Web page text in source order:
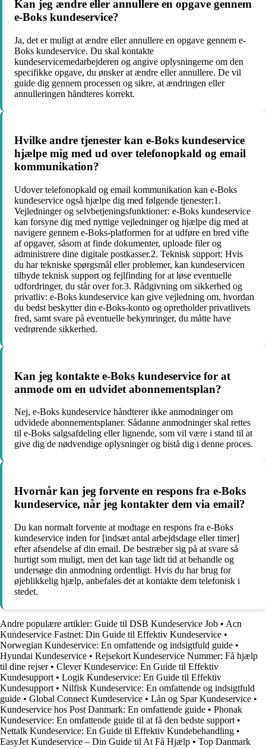
Kan jeg ændre eller annullere en opgave gennem
e-Boks kundeservice?
Ja, det er muligt at ændre eller annullere en opgave gennem e-
Boks kundeservice. Du skal kontakte
kundeservicemedarbejderen og angive oplysningerne om den
specifikke opgave, du ønsker at ændre eller annullere. De vil
guide dig gennem processen og sikre, at ændringen eller
annulleringen håndteres korrekt.
Hvilke andre tjenester kan e-Boks kundeservice
hjælpe mig med ud over telefonopkald og email
kommunikation?
Udover telefonopkald og email kommunikation kan e-Boks
kundeservice også hjælpe dig med følgende tjenester:1.
Vejledninger og selvbetjeningsfunktioner: e-Boks kundeservice
kan forsyne dig med nyttige vejledninger og hjælpe dig med at
navigere gennem e-Boks-platformen for at udføre en bred vifte
af opgaver, såsom at finde dokumenter, uploade filer og
administrere dine digitale postkasser.2. Teknisk support: Hvis
du har tekniske spørgsmål eller problemer, kan kundeservicen
tilbyde teknisk support og fejlfinding for at løse eventuelle
udfordringer, du står over for.3. Rådgivning om sikkerhed og
privatliv: e-Boks kundeservice kan give vejledning om, hvordan
du bedst beskytter din e-Boks-konto og opretholder privatlivets
fred, samt svare på eventuelle bekymringer, du måtte have
vedrørende sikkerhed.
Kan jeg kontakte e-Boks kundeservice for at
anmode om en udvidet abonnementsplan?
Nej, e-Boks kundeservice håndterer ikke anmodninger om
udvidede abonnementsplaner. Sådanne anmodninger skal rettes
til e-Boks salgsafdeling eller lignende, som vil være i stand til at
give dig de nødvendige oplysninger og bistå dig i denne proces.
Hvornår kan jeg forvente en respons fra e-Boks
kundeservice, når jeg kontakter dem via email?
Du kan normalt forvente at modtage en respons fra e-Boks
kundeservice inden for [indsæt antal arbejdsdage eller timer]
efter afsendelse af din email. De bestræber sig på at svare så
hurtigt som muligt, men det kan tage lidt tid at behandle og
undersøge din anmodning ordentligt. Hvis du har brug for
øjeblikkelig hjælp, anbefales det at kontakte dem telefonisk i
stedet.
Andre populære artikler: Guide til DSB Kundeservice Job • Acn
Kundeservice Fastnet: Din Guide til Effektiv Kundeservice •
Norwegian Kundeservice: En omfattende og indsigtfuld guide •
Hyundai Kundeservice • Rejsekort Kundeservice Nummer: Få hjælp
til dine rejser• Clever Kundeservice: En Guide til Effektiv
Kundesupport • Logik Kundeservice: En Guide til Effektiv
Kundesupport • Nilfisk Kundeservice: En omfattende og indsigtfuld
guide • Global Connect Kundeservice • Lån og Spar Kundeservice •
Kundeservice hos Post Danmark: En omfattende guide • Phonak
Kundeservice: En omfattende guide til at få den bedste support •
Nettalk Kundeservice: En Guide til Effektiv Kundebehandling •
EasyJet Kundeservice – Din Guide til At Få Hjælp • Top Danmark